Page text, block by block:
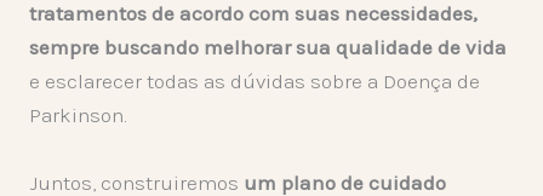
tratamentos de acordo com suas necessidades,
sempre buscando melhorar sua qualidade de vida
e esclarecer todas as dúvidas sobre a Doença de
Parkinson.
Juntos, construiremos um plano de cuidado